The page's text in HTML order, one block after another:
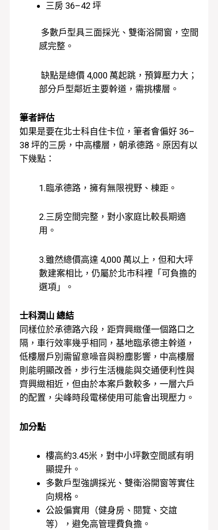
三房 36–42 坪
多數戶型具三面採光、雙衛浴開窗，空間
感完整。
缺點是總價 4,000 萬起跳，預算壓力大；
部分戶型鄰近主要幹道，需挑樓層。
筆者評估
如果是要在北士科自住卡位，筆者會偏好 36–
38 坪的三房，中高樓層，朝承德路。原因有以
下幾點：
1.臨承德路，擁有無限視野、棟距。
2.三房空間完整，對小家庭比較長期適
用。
3.雖然總價高達 4,000 萬以上，但和大坪
數建案相比，仍屬於北市科裡「可負擔的
選項」。
士科潤山 總結
同樣位於承德路六段，距齊興緻僅一個路口之
隔，車行效率幾乎相同，基地臨承德主幹道，
低樓層戶別需留意噪音與粉塵影響，中高樓層
則能明顯改善，步行生活機能與交通便利性與
齊興緻相近，但由於本案戶數較多，一層六戶
的配置，尖峰時段電梯使用可能會出現壓力。
加分點
樓高約3.45米，對中小坪數空間感有明
顯提升。
多數戶型強調採光、雙衛浴開窗等實住
向規格。
公設偏實用（健身房、閱覽、交誼
等），避免高管理費負擔。